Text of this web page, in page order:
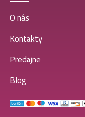
O nás
Kontakty
Predajne
Blog